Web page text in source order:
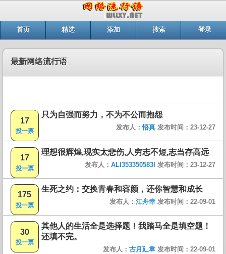
首页 精选 添加 搜索 登录
最新网络流行语
17
投一票
只为自强而努力，不为不公而抱怨
发布人：悟真 发布时间：23-12-27
17
投一票
理想很辉煌,现实太悲伤,人穷志不短,志当存高远
发布人： ALI353350583I 发布时间：23-12-27
175
投一票
生死之约：交换青春和容颜，还你智慧和成长
发布人： 江舟幸 发布时间：22-09-01
30
投一票
其他人的生活全是选择题！我踏马全是填空题！
还填不完。
发布人： 古月廴聿 发布时间：22-09-01